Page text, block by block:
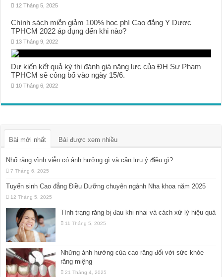
12 Tháng 5, 2025
Chính sách miễn giảm 100% học phí Cao đẳng Y Dược
TPHCM 2022 áp dụng đến khi nào?
13 Tháng 9, 2022
Dự kiến kết quả kỳ thi đánh giá năng lực của ĐH Sư Phạm
TPHCM sẽ công bố vào ngày 15/6.
10 Tháng 6, 2022
Bài mới nhất Bài được xem nhiều
Nhổ răng vĩnh viễn có ảnh hưởng gì và cần lưu ý điều gì?
7 Tháng 6, 2025
Tuyển sinh Cao đẳng Điều Dưỡng chuyên ngành Nha khoa năm 2025
12 Tháng 5, 2025
Tình trạng răng bị đau khi nhai và cách xử lý hiệu quả
11 Tháng 5, 2025
Những ảnh hưởng của cao răng đối với sức khỏe
răng miệng
21 Tháng 4, 2025